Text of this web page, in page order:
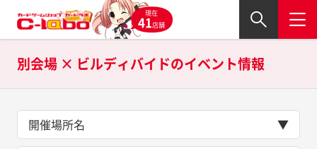
現在
41店舗
別会場 × ビルディバイドのイベント情報
開催場所名